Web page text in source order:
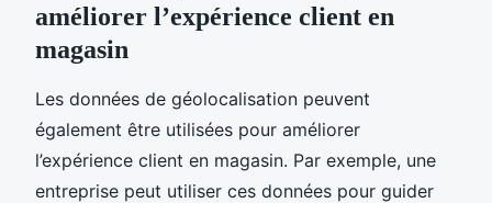
améliorer l’expérience client en
magasin
Les données de géolocalisation peuvent
également être utilisées pour améliorer
l’expérience client en magasin. Par exemple, une
entreprise peut utiliser ces données pour guider